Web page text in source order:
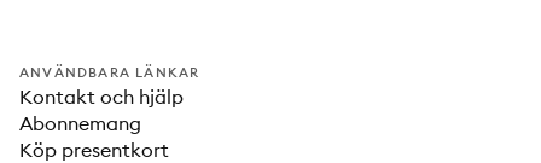
ANVÄNDBARA LÄNKAR
Kontakt och hjälp
Abonnemang
Köp presentkort